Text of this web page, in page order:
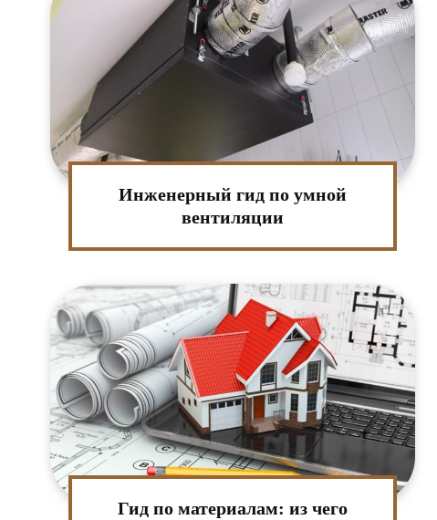
Инженерный гид по умной
вентиляции
Гид по материалам: из чего